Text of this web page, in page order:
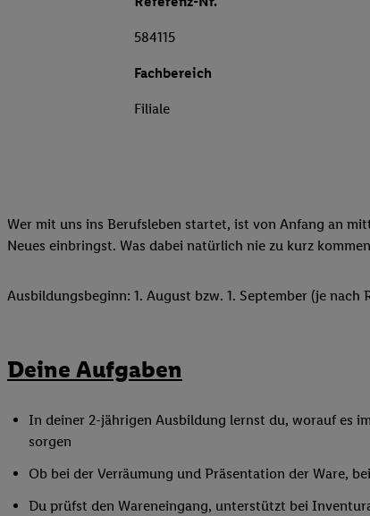
584115
Fachbereich
Filiale
Wer mit uns ins Berufsleben startet, ist von Anfang an
Neues einbringst. Was dabei natürlich nie zu kurz
Ausbildungsbeginn: 1. August bzw. 1. September (je nach
Deine Aufgaben
In deiner 2-jährigen Ausbildung lernst du, worauf es
sorgen
Ob bei der Verräumung und Präsentation der Ware,
Du prüfst den Wareneingang, unterstützt bei